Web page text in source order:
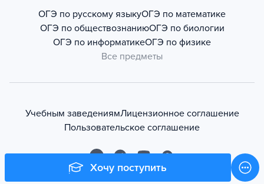
Хочу поступить
ОГЭ по русскому языкуОГЭ по математике
ОГЭ по обществознаниюОГЭ по биологии
ОГЭ по информатикеОГЭ по физике
Все предметы
Учебным заведениямЛицензионное соглашение
Пользовательское соглашение